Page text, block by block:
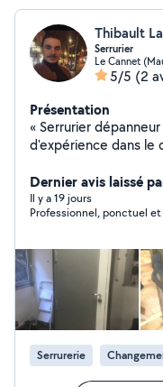
Thibault
Serrurier
Le Cannet
5/5 (2
Présentation
« Serrurier dépanneur
d'expérience dans le domaine .
de cylindre.
assurance.
connectée , extraction de clé cassée et la maintenance
tarif sans surprise »
Dernier avis laissé
Il y a 19 jours
Serrurerie